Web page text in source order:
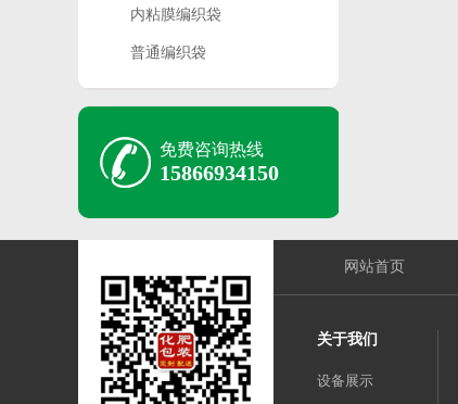
内粘膜编织袋
普通编织袋
免费咨询热线
15866934150
网站首页
关于我们
设备展示